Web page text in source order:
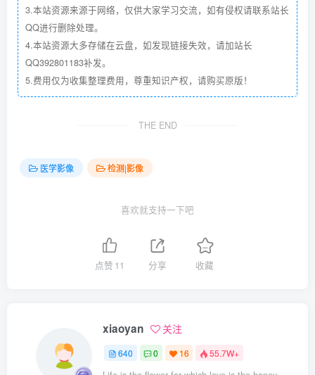
3.本站资源来源于网络，仅供大家学习交流，如有侵权请联系站长
QQ进行删除处理。
4.本站资源大多存储在云盘，如发现链接失效，请加站长
QQ392801183补发。
5.费用仅为收集整理费用，尊重知识产权，请购买原版！
THE END
医学影像 检测|影像
喜欢就支持一下吧
点赞 11 分享 收藏
xiaoyan 关注
640 0 16 55.7W+